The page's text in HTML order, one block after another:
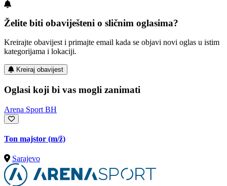
Želite biti obaviješteni o sličnim oglasima?
Kreirajte obavijest i primajte email kada se objavi novi oglas u istim
kategorijama i lokaciji.
Kreiraj obavijest
Oglasi koji bi vas mogli zanimati
Arena Sport BH
Ton majstor (m/ž)
Sarajevo